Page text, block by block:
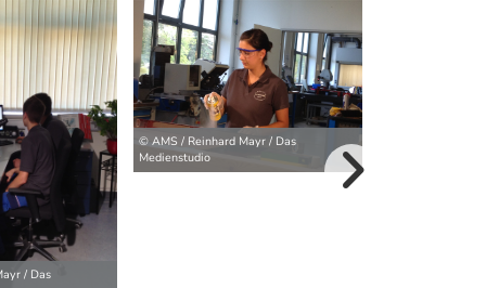
/ Das
© AMS / Reinhard Mayr / Das
Medienstudio